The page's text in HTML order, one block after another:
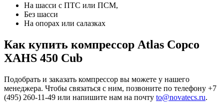
На шасси с ПТС или ПСМ,
Без шасси
На опорах или салазках
Как купить компрессор Atlas Copco
XAHS 450 Cub
Подобрать и заказать компрессор вы можете у нашего
менеджера. Чтобы связаться с ним, позвоните по телефону +7
(495) 260-11-49 или напишите нам на почту to@novatecs.ru.